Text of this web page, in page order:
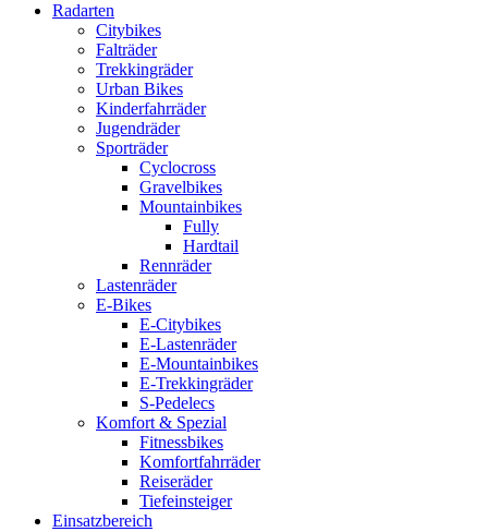
Radarten
Citybikes
Falträder
Trekkingräder
Urban Bikes
Kinderfahrräder
Jugendräder
Sporträder
Cyclocross
Gravelbikes
Mountainbikes
Fully
Hardtail
Rennräder
Lastenräder
E-Bikes
E-Citybikes
E-Lastenräder
E-Mountainbikes
E-Trekkingräder
S-Pedelecs
Komfort & Spezial
Fitnessbikes
Komfortfahrräder
Reiseräder
Tiefeinsteiger
Einsatzbereich